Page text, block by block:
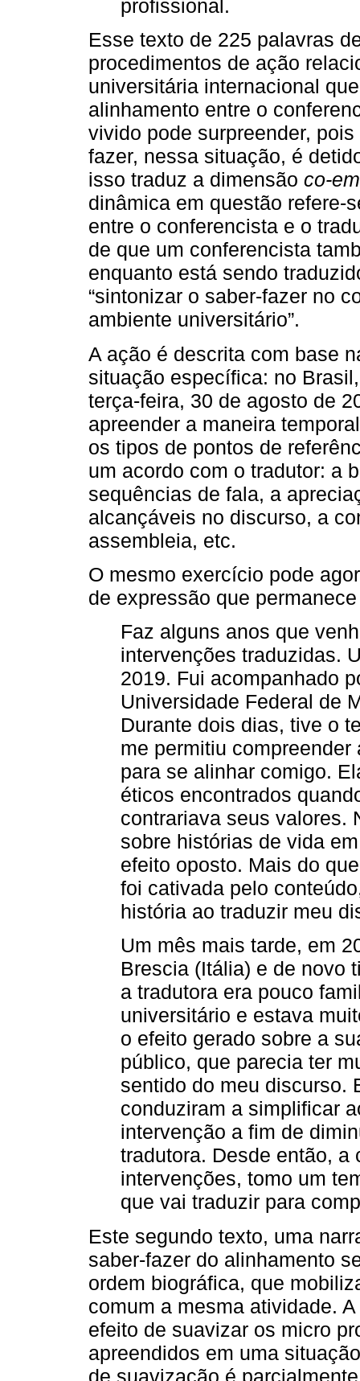
profissional.
Esse texto de 225 palavras
procedimentos de ação
universitária internacional
alinhamento entre o
vivido pode surpreender,
fazer, nessa situação, é
isso traduz a dimensão co-
dinâmica em questão refere-
entre o conferencista e o
de que um conferencista
enquanto está sendo
“sintonizar o saber-fazer no
ambiente universitário”.
A ação é descrita com base
situação específica: no
terça-feira, 30 de agosto de
apreender a maneira
os tipos de pontos de
um acordo com o tradutor: a
sequências de fala, a
alcançáveis no discurso, a
assembleia, etc.
O mesmo exercício pode
de expressão que
Faz alguns anos que
intervenções traduzidas.
2019. Fui acompanhado
Universidade Federal de
Durante dois dias, tive o
me permitiu
para se alinhar comigo.
éticos encontrados
contrariava seus valores.
sobre histórias de vida
efeito oposto. Mais do
foi cativada pelo
história ao traduzir meu
Um mês mais tarde, em
Brescia (Itália) e de novo
a tradutora era pouco
universitário e estava
o efeito gerado sobre a
público, que parecia ter
sentido do meu discurso.
conduziram a simplificar
intervenção a fim de
tradutora. Desde então, a
intervenções, tomo um
que vai traduzir para
Este segundo texto, uma
saber-fazer do alinhamento
ordem biográfica, que
comum a mesma atividade.
efeito de suavizar os micro
apreendidos em uma
de suavização é